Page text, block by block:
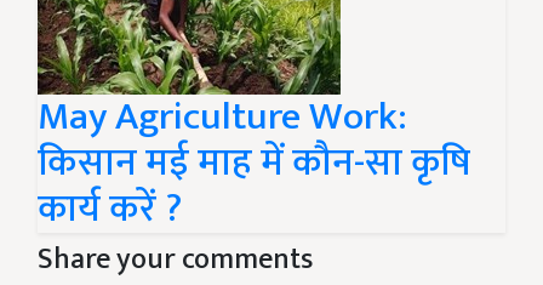
May Agriculture Work:
किसान मई माह में कौन-सा कृषि
कार्य करें ?
Share your comments